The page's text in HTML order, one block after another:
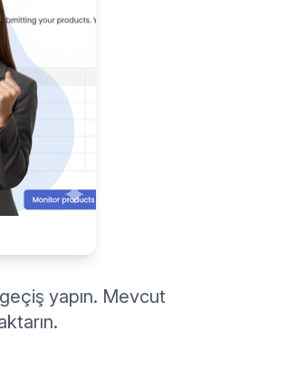
yapın. Mevcut